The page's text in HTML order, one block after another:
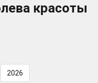
красоты
2026